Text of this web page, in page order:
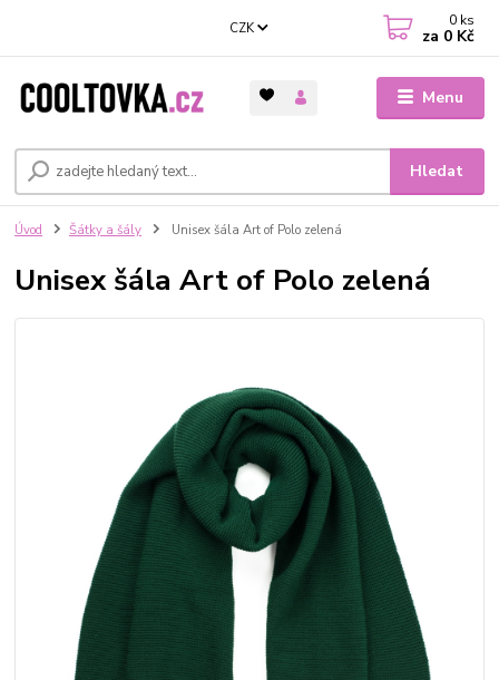
Menu
CZK
Hledat
0 ks
za 0 Kč
Úvod Šátky a šály Unisex šála Art of Polo zelená
Unisex šála Art of Polo zelená